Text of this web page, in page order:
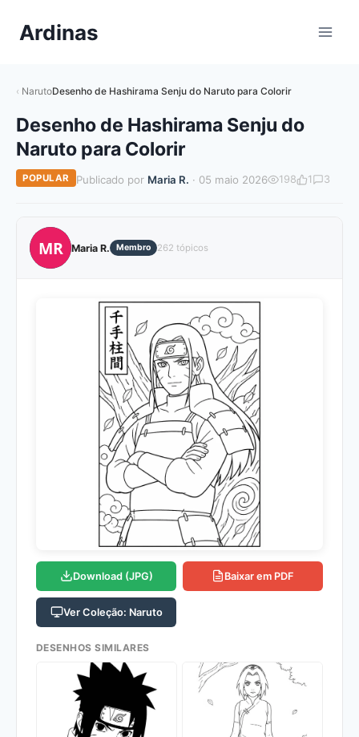
paraArdinas
NarutoDesenho de Hashirama Senju do Naruto para Colorir
Desenho de Hashirama Senju do
Naruto para Colorir
POPULAR Publicado por Maria R. · 05 maio 2026 198 1 3
MR Maria R. Membro 262 tópicos
Download (JPG) Baixar em PDF
Ver Coleção: Naruto
DESENHOS SIMILARES